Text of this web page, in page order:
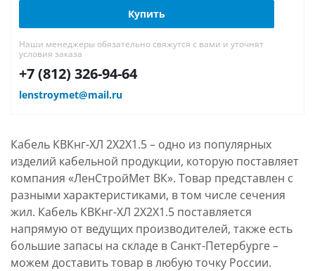
Купить
Наши менеджеры обязательно свяжутся с вами и уточнят
условия заказа
+7 (812) 326-94-64
lenstroymet@mail.ru
Кабель КВКнг-ХЛ 2Х2Х1.5 – одно из популярных
изделий кабельной продукции, которую поставляет
компания «ЛенСтройМет ВК». Товар представлен с
разными характеристиками, в том числе сечения
жил. Кабель КВКнг-ХЛ 2Х2Х1.5 поставляется
напрямую от ведущих производителей, также есть
большие запасы на складе в Санкт-Петербурге –
можем доставить товар в любую точку России.